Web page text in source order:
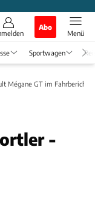
Abo
Menü
Sportwagen
Mégane GT im Fahrbericht
-